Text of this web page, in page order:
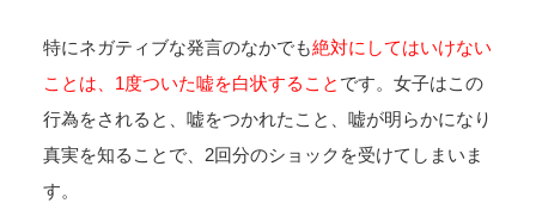
特にネガティブな発言のなかでも絶対にしてはいけない
ことは、1度ついた嘘を白状すること です。女子はこの
行為をされると、嘘をつかれたこと、嘘が明らかになり
真実を知ることで、2回分のショックを受けてしまいま
す。